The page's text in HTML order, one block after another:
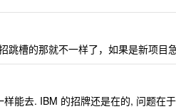
跳槽的那就不一样了，如果是新项目
能去. IBM 的招牌还是在的, 问题在